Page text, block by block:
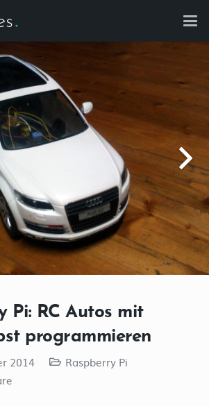
Pi: RC Autos mit
programmieren
2014
Raspberry Pi